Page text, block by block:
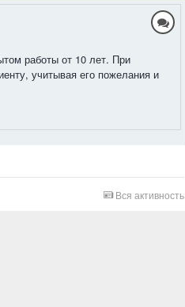
работы от 10 лет. При
учитывая его пожелания и
Вся активность